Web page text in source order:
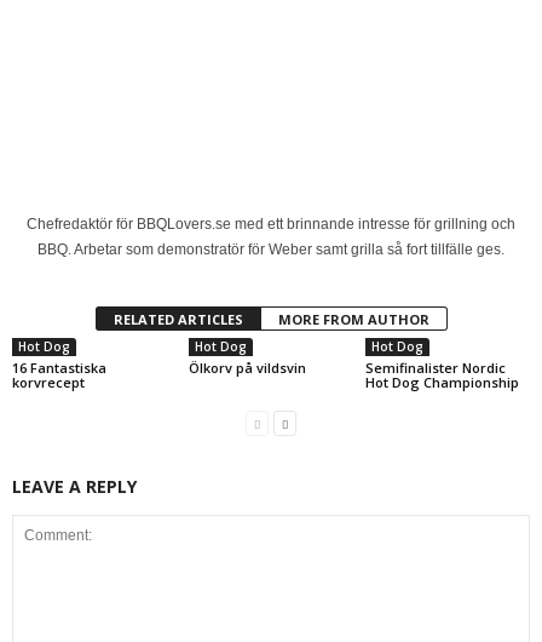
Chefredaktör för BBQLovers.se med ett brinnande intresse för grillning och
BBQ. Arbetar som demonstratör för Weber samt grilla så fort tillfälle ges.
RELATED ARTICLES MORE FROM AUTHOR
Hot Dog
16 Fantastiska
korvrecept
Hot Dog
Ölkorv på vildsvin
Hot Dog
Semifinalister Nordic
Hot Dog Championship
LEAVE A REPLY